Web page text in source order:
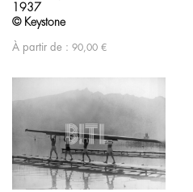
1937
© Keystone
À partir de : 90,00 €